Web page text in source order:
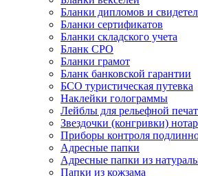
Бланки дипломов и
Бланки сертификатов
Бланки складского учета
Бланк СРО
Бланки грамот
Бланк банковской гарантии
БСО туристическая путевка
Наклейки голограммы
Лейблы для рельефной
Звездочки (конгривки)
Приборы контроля
Адресные папки
Адресные папки из
Папки из кожзама